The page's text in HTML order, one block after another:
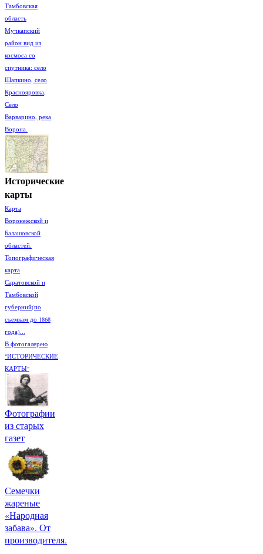
Тамбовская
область
Мучкапский
район вид из
космоса со
спутника: село
Шапкино, село
Краснояровка,
Село
Варварино, река
Ворона.
Исторические
карты
Карта
Воронежской и
Балашовской
областей.
Топографическая
карта
Саратовской и
Тамбовской
губерний(по
съемкам до 1868
года)...
В фотогалерею
"ИСТОРИЧЕСКИЕ
КАРТЫ"
Фотографии
из старых
газет
Семечки
жареные
«Народная
забава». От
производителя.